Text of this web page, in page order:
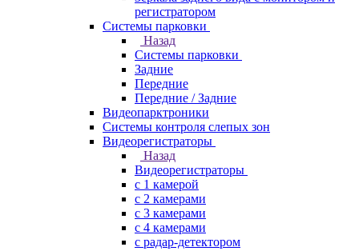
регистратором
Системы парковки
Назад
Системы парковки
Задние
Передние
Передние / Задние
Видеопарктроники
Системы контроля слепых зон
Видеорегистраторы
Назад
Видеорегистраторы
с 1 камерой
с 2 камерами
с 3 камерами
с 4 камерами
с радар-детектором